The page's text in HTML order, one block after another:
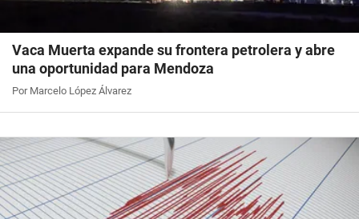
Vaca Muerta expande su frontera petrolera y abre
una oportunidad para Mendoza
Por Marcelo López Álvarez